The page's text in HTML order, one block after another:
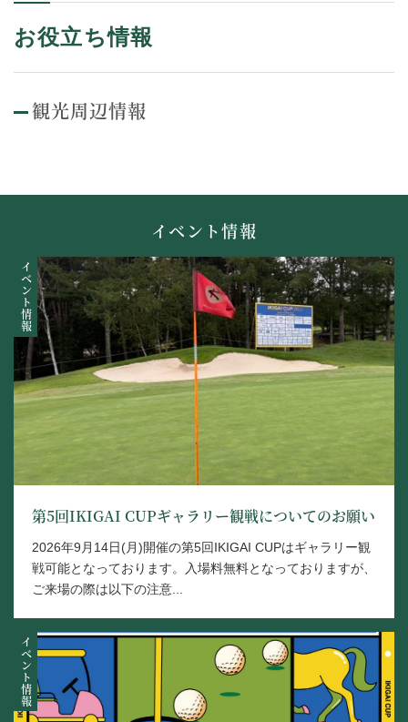
お役立ち情報
観光周辺情報
イベント情報
第5回IKIGAI CUPギャラリー観戦についてのお願い
2026年9月14日(月)開催の第5回IKIGAI CUPはギャラリー観
戦可能となっております。入場料無料となっておりますが、
ご来場の際は以下の注意...
イベント情報
イベント情報